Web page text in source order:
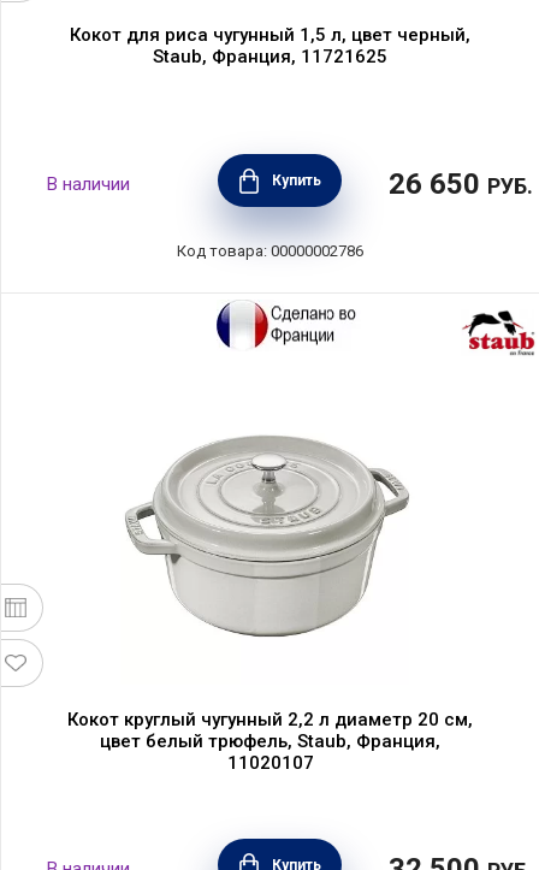
Кокот для риса чугунный 1,5 л, цвет черный,
Staub, Франция, 11721625
В наличии Купить 26 650 РУБ.
Код товара: 00000002786
Кокот круглый чугунный 2,2 л диаметр 20 см,
цвет белый трюфель, Staub, Франция,
11020107
Купить